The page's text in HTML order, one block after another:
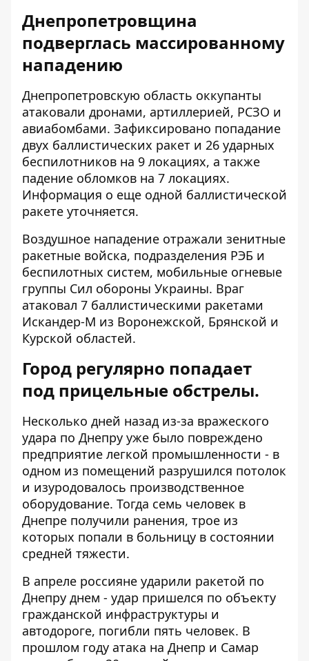
Днепропетровщина
подверглась массированному
нападению
Днепропетровскую область оккупанты
атаковали дронами, артиллерией, РСЗО и
авиабомбами. Зафиксировано попадание
двух баллистических ракет и 26 ударных
беспилотников на 9 локациях, а также
падение обломков на 7 локациях.
Информация о еще одной баллистической
ракете уточняется.
Воздушное нападение отражали зенитные
ракетные войска, подразделения РЭБ и
беспилотных систем, мобильные огневые
группы Сил обороны Украины. Враг
атаковал 7 баллистическими ракетами
Искандер-М из Воронежской, Брянской и
Курской областей.
Город регулярно попадает
под прицельные обстрелы.
Несколько дней назад из-за вражеского
удара по Днепру уже было повреждено
предприятие легкой промышленности - в
одном из помещений разрушился потолок
и изуродовалось производственное
оборудование. Тогда семь человек в
Днепре получили ранения, трое из
которых попали в больницу в состоянии
средней тяжести.
В апреле россияне ударили ракетой по
Днепру днем ​​- удар пришелся по объекту
гражданской инфраструктуры и
автодороге, погибли пять человек. В
прошлом году атака на Днепр и Самар